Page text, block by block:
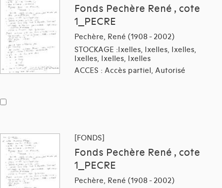
Fonds Pechère René , cote
1_PECRE
Pechère, René (1908 - 2002)
STOCKAGE :Ixelles, Ixelles, Ixelles,
Ixelles, Ixelles, Ixelles
ACCES : Accès partiel, Autorisé
[FONDS]
Fonds Pechère René , cote
1_PECRE
Pechère, René (1908 - 2002)